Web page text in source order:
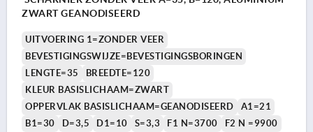
ZWART GEANODISEERD
UITVOERING 1=ZONDER VEER
BEVESTIGINGSWIJZE=BEVESTIGINGSBORINGEN
LENGTE=35
BREEDTE=120
KLEUR BASISLICHAAM=ZWART
OPPERVLAK BASISLICHAAM=GEANODISEERD
A1=21
B1=30
D=3,5 D1=10 S=3,3 F1 N=3700 F2 N =9900